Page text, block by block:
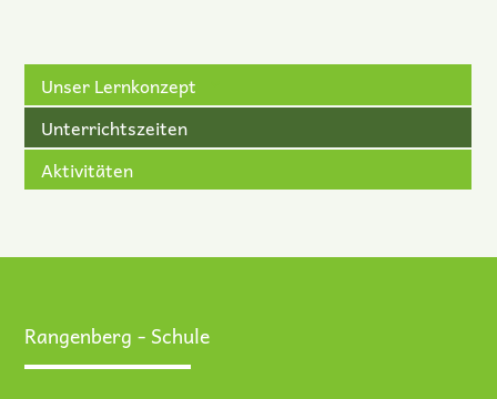
Unser Lernkonzept
Unterrichtszeiten
Aktivitäten
Rangenberg - Schule